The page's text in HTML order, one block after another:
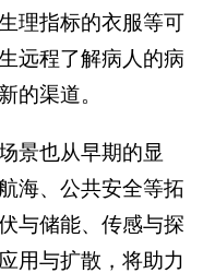
理指标的衣服等可
远程了解病人的病
的渠道。
景也从早期的显
海、公共安全等拓
与储能、传感与探
用与扩散，将助力